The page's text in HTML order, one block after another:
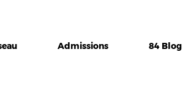
Admissions 84 Blog